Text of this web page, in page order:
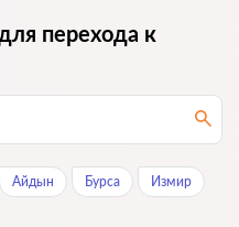
перехода к
Айдын Бурса Измир